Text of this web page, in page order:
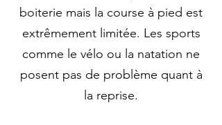
boiterie mais la course à pied est
extrêmement limitée. Les sports
comme le vélo ou la natation ne
posent pas de problème quant à
la reprise.